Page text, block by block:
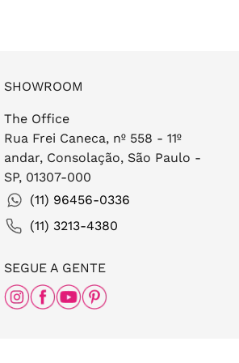
SHOWROOM
The Office
Rua Frei Caneca, nº 558 - 11º
andar, Consolação, São Paulo -
SP, 01307-000
(11) 96456-0336
(11) 3213-4380
SEGUE A GENTE